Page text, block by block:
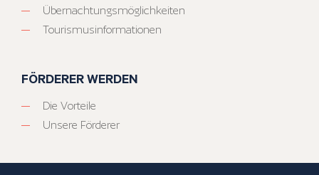
Übernachtungsmöglichkeiten
Tourismusinformationen
FÖRDERER WERDEN
Die Vorteile
Unsere Förderer